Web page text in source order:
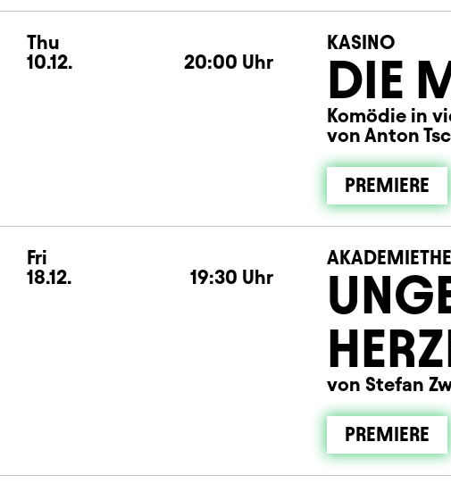
Thu
10.12.
20:00 Uhr
KASINO
DIE
Komödie in
von Anton
PREMIERE
Fri
18.12.
19:30 Uhr
von Stefan
PREMIERE